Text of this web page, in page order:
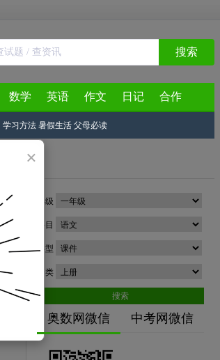
×
搜索
数学 英语 作文 日记 合作
学习方法 暑假生活 父母必读
年级
科目
类型
分类
搜索
奥数网微信 中考网微信